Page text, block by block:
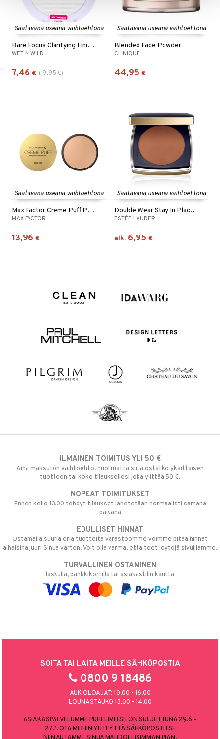
Saatavana useana vaihtoehtona
Bare Focus Clarifying Finishing Powder
WET N WILD
7,46 € ( 9,95 €)
Saatavana useana vaihtoehtona
Blended Face Powder
CLINIQUE
44,95 €
Saatavana useana vaihtoehtona
Max Factor Creme Puff Pressed Power
MAX FACTOR
13,96 €
Saatavana useana vaihtoehtona
Double Wear Stay In Place Matte Powder Foundation
ESTÉE LAUDER
alk. 6,95 €
ILMAINEN TOIMITUS YLI 50 €
Aina maksuton vaihtoehto, huolimatta siitä ostatko yksittäisen
tuotteen tai koko tilauksellesi joka ylittää 50 €.
NOPEAT TOIMITUKSET
Ennen kello 13.00 tehdyt tilaukset lähetetään normaalisti samana
päivänä
EDULLISET HINNAT
Ostamalla suuria eriä tuotteita varastoomme voimme pitää hinnat
alhaisina juuri Sinua varten! Voit olla varma, että teet löytöjä sivuillamme.
TURVALLINEN OSTAMINEN
laskulla, pankkikortilla tai asiakastilin kautta
SOITA TAI LAITA MEILLE SÄHKÖPOSTIA
0800 9 18486
AUKIOLOAJAT: 10.00 - 16.00
LOUNASTAUKO 13.00 - 14.00
ASIAKASPALVELUMME PUHELIMITSE ON SULJETTUNA 29.6.–
27.7. OTA MEIHIN YHTEYTTÄ SÄHKÖPOSTITSE